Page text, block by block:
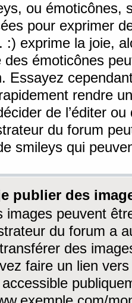
ou émoticônes,
pour exprimer
:) exprime la joie,
des émoticônes
Essayez
rendre
de l’éditer
du forum
smileys qui
publier des
images peuvent
du forum a
des
faire un lien